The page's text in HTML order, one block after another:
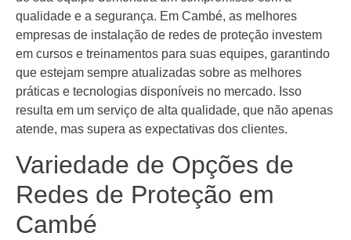
qualidade e a segurança. Em Cambé, as melhores
empresas de instalação de redes de proteção investem
em cursos e treinamentos para suas equipes, garantindo
que estejam sempre atualizadas sobre as melhores
práticas e tecnologias disponíveis no mercado. Isso
resulta em um serviço de alta qualidade, que não apenas
atende, mas supera as expectativas dos clientes.
Variedade de Opções de
Redes de Proteção em
Cambé